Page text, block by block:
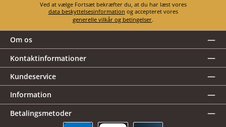
Ved at vælge Fortsæt bekræfter du, at du har læst vores
data beskyttelsesinformation
og accepteret vores
generelle vilkår og betingelser.
Om os
Kontaktinformationer
Kundeservice
Information
Betalingsmetoder